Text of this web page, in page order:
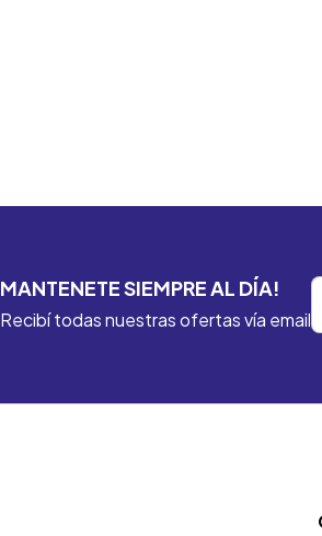
MANTENETE SIEMPRE AL DÍA!
Recibí todas nuestras ofertas vía email